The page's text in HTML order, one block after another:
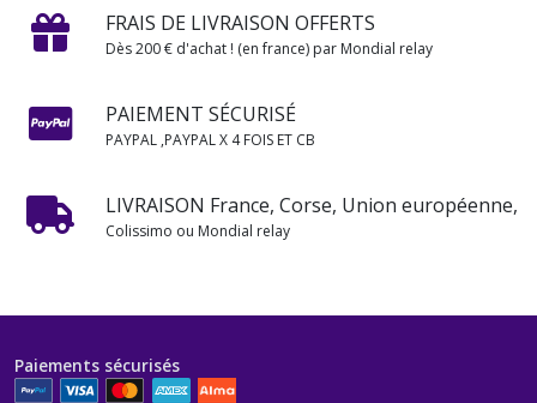
FRAIS DE LIVRAISON OFFERTS
Dès 200 € d'achat ! (en france) par Mondial relay
PAIEMENT SÉCURISÉ
PAYPAL ,PAYPAL X 4 FOIS ET CB
LIVRAISON France, Corse, Union européenne,
Colissimo ou Mondial relay
Paiements sécurisés